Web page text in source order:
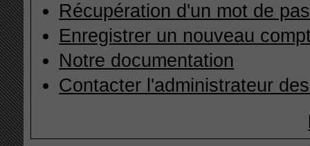
Récupération d'un mot de
Enregistrer un nouveau
Notre documentation
Contacter l'administrateur